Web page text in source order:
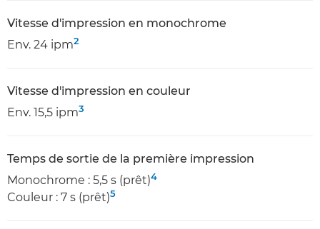
Vitesse d'impression en monochrome
Env. 24 ipm2
Vitesse d'impression en couleur
Env. 15,5 ipm3
Temps de sortie de la première impression
Monochrome : 5,5 s (prêt)4
Couleur : 7 s (prêt)5